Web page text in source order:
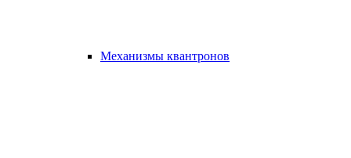
Mеханизмы квантронов